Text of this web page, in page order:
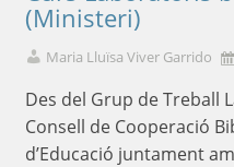
(Ministeri)
Maria Lluïsa Viver Garrido
Des del Grup de Treball
Consell de Cooperació
d’Educació juntament